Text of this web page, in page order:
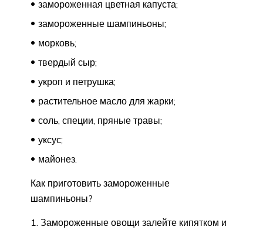
замороженная цветная капуста;
замороженные шампиньоны;
морковь;
твердый сыр;
укроп и петрушка;
растительное масло для жарки;
соль, специи, пряные травы;
уксус;
майонез.
Как приготовить замороженные
шампиньоны?
Замороженные овощи залейте кипятком и